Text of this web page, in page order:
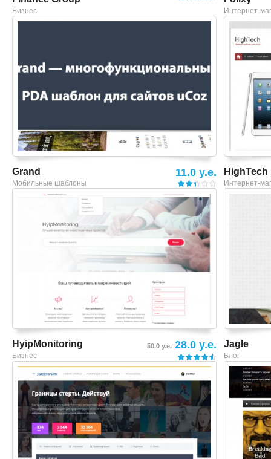
Бизнес Интернет-
Grand
Мобильные шаблоны
11.0 y.e. HighTech
Интернет-
Смотреть шаблон
HyipMonitoring
Бизнес
50.0 y.e. 28.0 y.e. Jagle
Блог
Смотреть шаблон